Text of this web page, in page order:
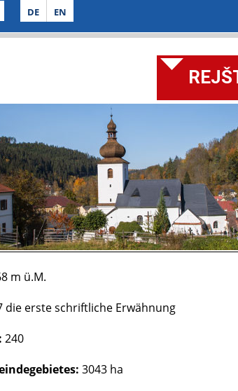
DE EN
m ü.M.
die erste schriftliche Erwähnung
240
3043 ha